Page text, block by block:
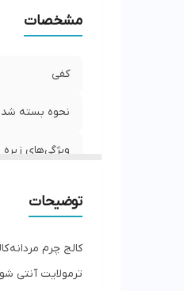
مشخصات
کفی
نحوه بسته
ویژگی‌های زیره
توضیحات
کالج چرم
ترمولایت آنتی